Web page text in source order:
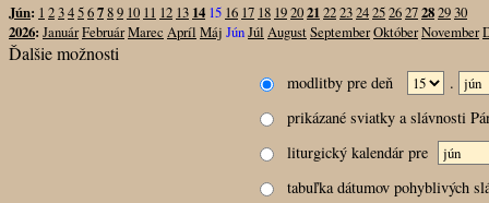
Jún: 1 23456789 10 11 12 13 14 15 16 17 18 192021222324252627282930
2026: JanuárFebruárMarec Apríl Máj JúnJúl AugustSeptemberOktóberNovember
Ďalšie možnosti
modlitby pre deň
.
prikázané sviatky a slávnosti
liturgický kalendár pre
tabuľka dátumov pohyblivých